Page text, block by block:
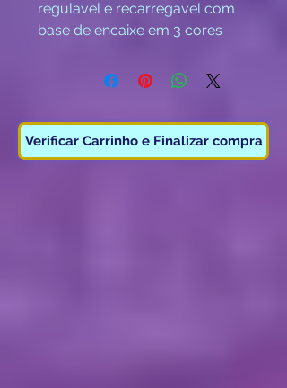
regulavel e recarregavel com
base de encaixe em 3 cores
Verificar Carrinho e Finalizar compra